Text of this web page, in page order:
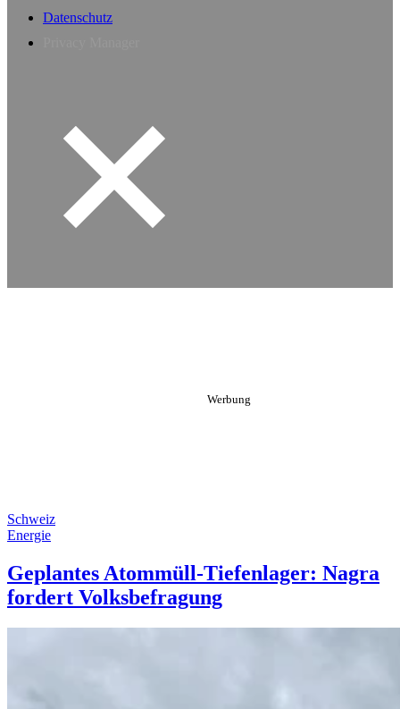
Datenschutz
Schweiz
Energie
Geplantes Atommüll-Tiefenlager: Nagra
fordert Volksbefragung